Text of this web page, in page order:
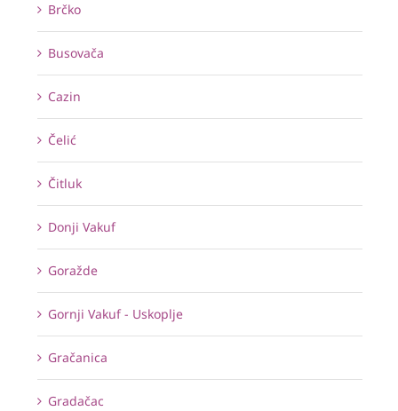
Brčko
Busovača
Cazin
Čelić
Čitluk
Donji Vakuf
Goražde
Gornji Vakuf - Uskoplje
Gračanica
Gradačac